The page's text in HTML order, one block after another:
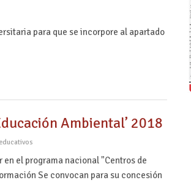
para que se incorpore al apartado
Ambiental’ 2018
el programa nacional "Centros de
Se convocan para su concesión